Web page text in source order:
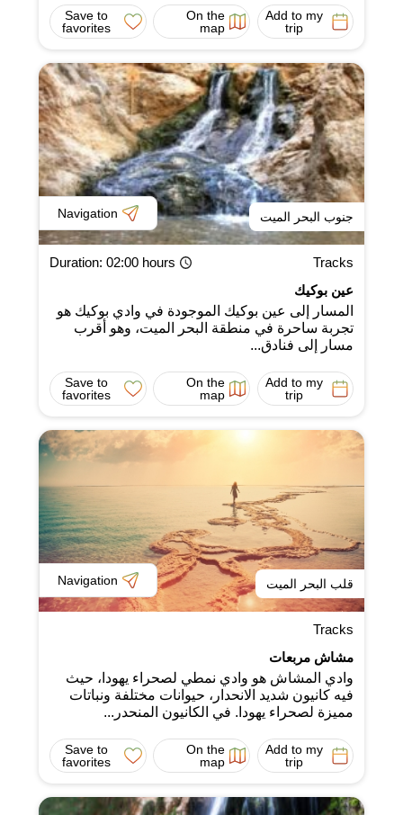
Add to my
trip
On the
map
Save to
favorites
جنوب البحر الميت Navigation
Tracks
Duration: 02:00 hours
عين بوكيك
المسار إلى عين بوكيك الموجودة في وادي بوكيك هو
تجربة ساحرة في منطقة البحر الميت، وهو أقرب
مسار إلى فنادق...
Add to my
trip
On the
map
Save to
favorites
قلب البحر الميت Navigation
Tracks
مشاش مربعات
وادي المشاش هو وادي نمطي لصحراء يهودا، حيث
فيه كانيون شديد الانحدار، حيوانات مختلفة ونباتات
مميزة لصحراء يهودا. في الكانيون المنحدر...
Add to my
trip
On the
map
Save to
favorites